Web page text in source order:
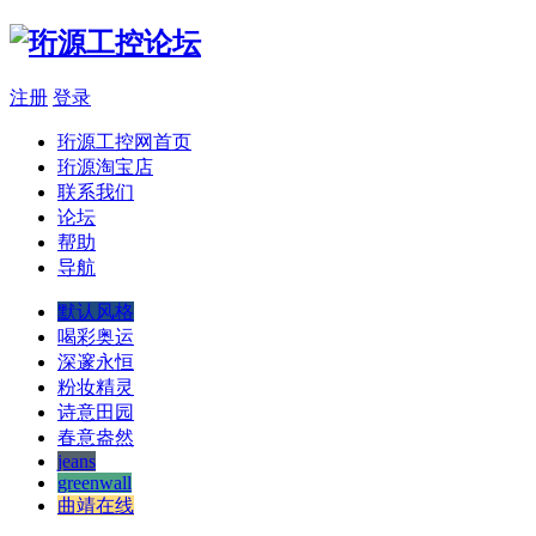
注册 登录
珩源工控网首页
珩源淘宝店
联系我们
论坛
帮助
导航
默认风格
喝彩奥运
深邃永恒
粉妆精灵
诗意田园
春意盎然
jeans
greenwall
曲靖在线